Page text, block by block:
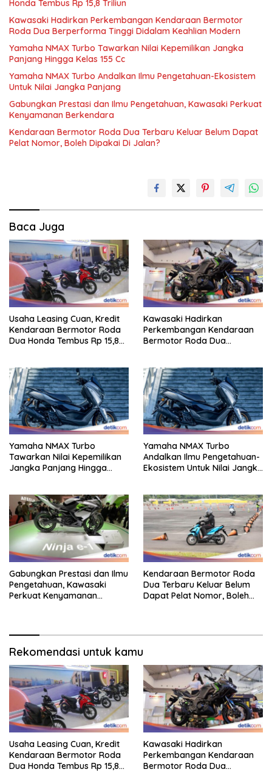
Honda Tembus Rp 15,8 Triliun
Kawasaki Hadirkan Perkembangan Kendaraan Bermotor
Roda Dua Berperforma Tinggi Didalam Keahlian Modern
Yamaha NMAX Turbo Tawarkan Nilai Kepemilikan Jangka
Panjang Hingga Kelas 155 Cc
Yamaha NMAX Turbo Andalkan Ilmu Pengetahuan-Ekosistem
Untuk Nilai Jangka Panjang
Gabungkan Prestasi dan Ilmu Pengetahuan, Kawasaki Perkuat
Kenyamanan Berkendara
Kendaraan Bermotor Roda Dua Terbaru Keluar Belum Dapat
Pelat Nomor, Boleh Dipakai Di Jalan?
Baca Juga
Usaha Leasing Cuan, Kredit
Kendaraan Bermotor Roda
Dua Honda Tembus Rp 15,8
Kawasaki Hadirkan
Perkembangan Kendaraan
Bermotor Roda Dua
Yamaha NMAX Turbo
Tawarkan Nilai Kepemilikan
Jangka Panjang Hingga
Yamaha NMAX Turbo
Andalkan Ilmu Pengetahuan-
Ekosistem Untuk Nilai Jangka
Gabungkan Prestasi dan Ilmu
Pengetahuan, Kawasaki
Perkuat Kenyamanan
Kendaraan Bermotor Roda
Dua Terbaru Keluar Belum
Dapat Pelat Nomor, Boleh
Rekomendasi untuk kamu
Usaha Leasing Cuan, Kredit
Kendaraan Bermotor Roda
Dua Honda Tembus Rp 15,8
Kawasaki Hadirkan
Perkembangan Kendaraan
Bermotor Roda Dua